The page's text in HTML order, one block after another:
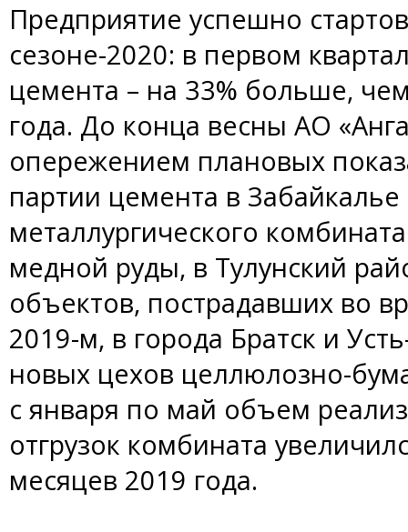
Предприятие успешно
сезоне-2020: в первом
цемента – на 33% больше,
года. До конца весны АО
опережением плановых
партии цемента в Забайкалье
металлургического
медной руды, в Тулунский
объектов, пострадавших во
2019-м, в города Братск и
новых цехов целлюлозно-
с января по май объем
отгрузок комбината
месяцев 2019 года.